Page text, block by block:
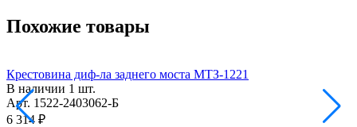
Похожие товары
Крестовина диф-ла заднего моста МТЗ-1221
В наличии 1 шт.
Арт. 1522-2403062-Б
6 314 ₽